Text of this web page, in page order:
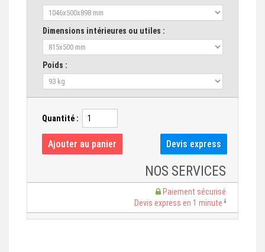
Dimensions intérieures ou utiles :
Poids :
Quantité :
NOS SERVICES
Paiement sécurisé
Devis express en 1 minute